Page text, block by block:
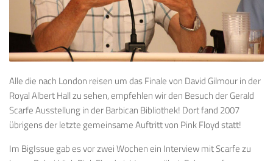
Alle die nach London reisen um das Finale von David Gilmour in der
Royal Albert Hall zu sehen, empfehlen wir den Besuch der Gerald
Scarfe Ausstellung in der Barbican Bibliothek! Dort fand 2007
übrigens der letzte gemeinsame Auftritt von Pink Floyd statt!
Im BigIssue gab es vor zwei Wochen ein Interview mit Scarfe zu